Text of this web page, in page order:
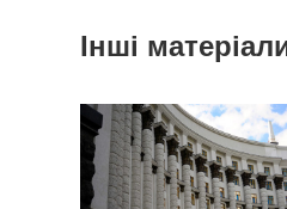
Інші